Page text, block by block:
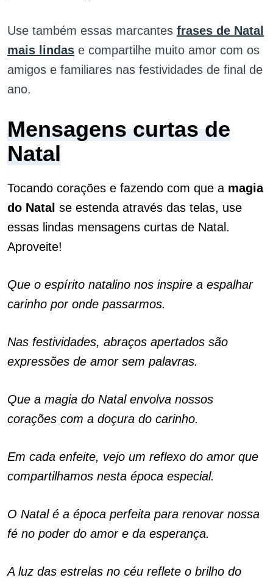
Use também essas marcantes frases de Natal
mais lindas e compartilhe muito amor com os
amigos e familiares nas festividades de final de
ano.
Mensagens curtas de
Natal
Tocando corações e fazendo com que a magia
do Natal se estenda através das telas, use
essas lindas mensagens curtas de Natal.
Aproveite!
Que o espírito natalino nos inspire a espalhar
carinho por onde passarmos.
Nas festividades, abraços apertados são
expressões de amor sem palavras.
Que a magia do Natal envolva nossos
corações com a doçura do carinho.
Em cada enfeite, vejo um reflexo do amor que
compartilhamos nesta época especial.
O Natal é a época perfeita para renovar nossa
fé no poder do amor e da esperança.
A luz das estrelas no céu reflete o brilho do